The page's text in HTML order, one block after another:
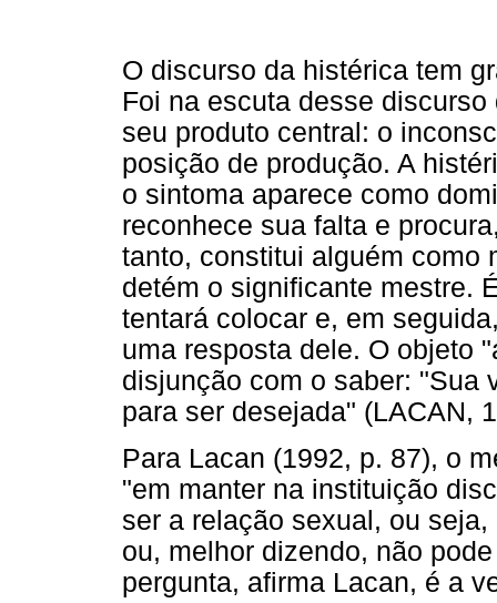
O discurso da histérica tem
Foi na escuta desse
seu produto central: o
posição de produção. A
o sintoma aparece como
reconhece sua falta e
tanto, constitui alguém como
detém o significante mestre.
tentará colocar e, em
uma resposta dele. O objeto
disjunção com o saber: "Sua
para ser desejada" (LACAN,
Para Lacan (1992, p. 87), o
"em manter na instituição
ser a relação sexual, ou
ou, melhor dizendo, não
pergunta, afirma Lacan, é a